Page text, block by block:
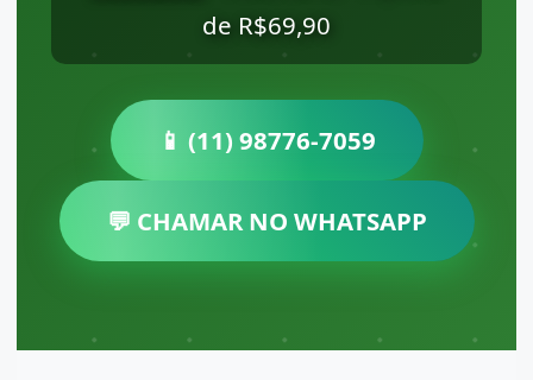
de R$69,90
📱 (11) 98776-7059
💬 CHAMAR NO WHATSAPP